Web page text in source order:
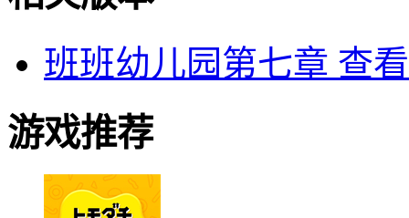
班班幼儿园第七章 查
游戏推荐